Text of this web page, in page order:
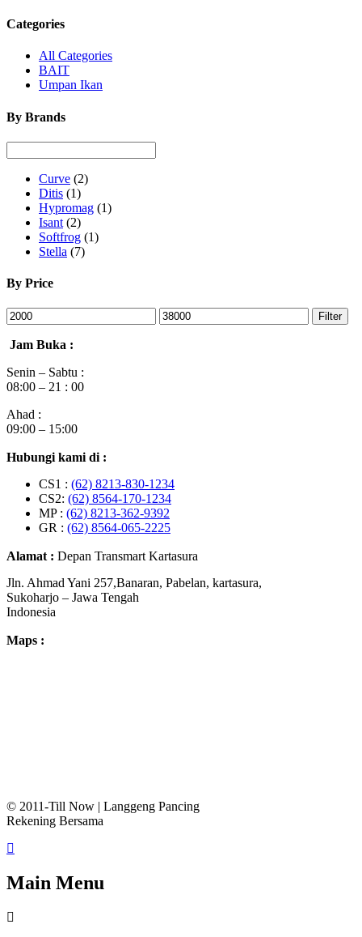
Categories
All Categories
BAIT
Umpan Ikan
By Brands
Curve (2)
Ditis (1)
Hypromag (1)
Isant (2)
Softfrog (1)
Stella (7)
By Price
Filter
Jam Buka :
Senin – Sabtu :
08:00 – 21 : 00
Ahad :
09:00 – 15:00
Hubungi kami di :
CS1 : (62) 8213-830-1234
CS2: (62) 8564-170-1234
MP : (62) 8213-362-9392
GR : (62) 8564-065-2225
Alamat : Depan Transmart Kartasura
Jln. Ahmad Yani 257,Banaran, Pabelan, kartasura,
Sukoharjo – Jawa Tengah
Indonesia
Maps :
© 2011-Till Now | Langgeng Pancing
Rekening Bersama
Main Menu